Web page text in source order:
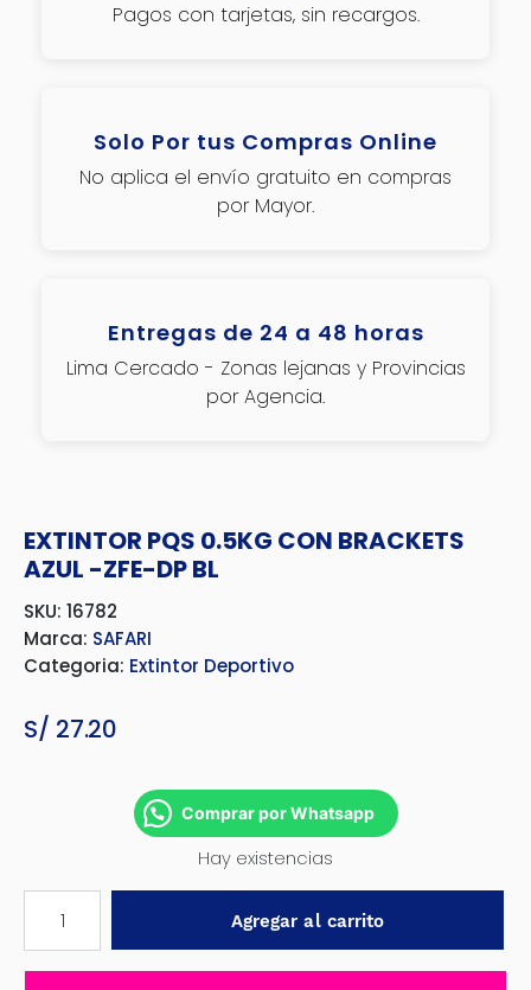
Pagos con tarjetas, sin recargos.
Solo Por tus Compras Online
No aplica el envío gratuito en compras
por Mayor.
Entregas de 24 a 48 horas
Lima Cercado - Zonas lejanas y Provincias
por Agencia.
EXTINTOR PQS 0.5KG CON BRACKETS
AZUL -ZFE-DP BL
SKU: 16782
Marca: SAFARI
Categoria: Extintor Deportivo
S/ 27.20
Comprar por Whatsapp
Hay existencias
0.5KG
Agregar al carrito